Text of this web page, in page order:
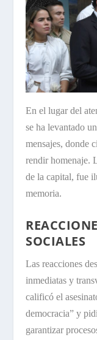
En el lugar del
se ha levantado
mensajes, donde
rendir homenaje.
de la capital, fue
memoria.
SOCIALES
Las reacciones
inmediatas y
calificó el
democracia” y
garantizar